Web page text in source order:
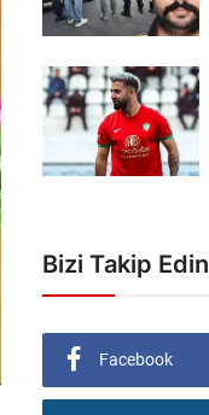
Bizi Takip Edin
Facebook